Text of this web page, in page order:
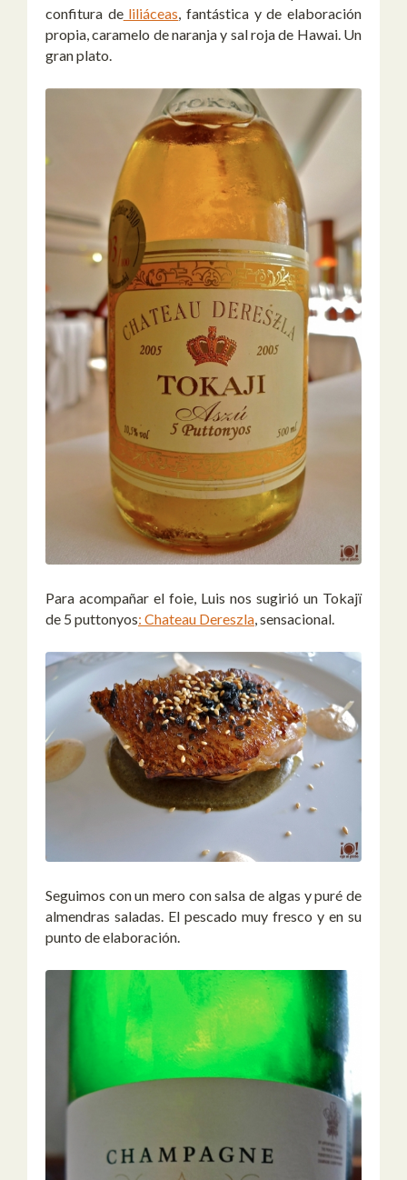
confitura deliliáceas, fantástica y de elaboración
propia, caramelo de naranja y sal roja de Hawai. Un
gran plato.
Para acompañar el foie, Luis nos sugirió un Tokajï
de 5 puttonyos: Chateau Dereszla , sensacional.
Seguimos con un mero con salsa de algas y puré de
almendras saladas. El pescado muy fresco y en su
punto de elaboración.